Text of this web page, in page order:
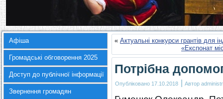
Афіша
Громадські обговорення 2025
Доступ до публічної інформації
Звернення громадян
« Актуальні конкурси грантів для
«Експонат
Потрібна
Опубліковано 17.10.2018 | Автор